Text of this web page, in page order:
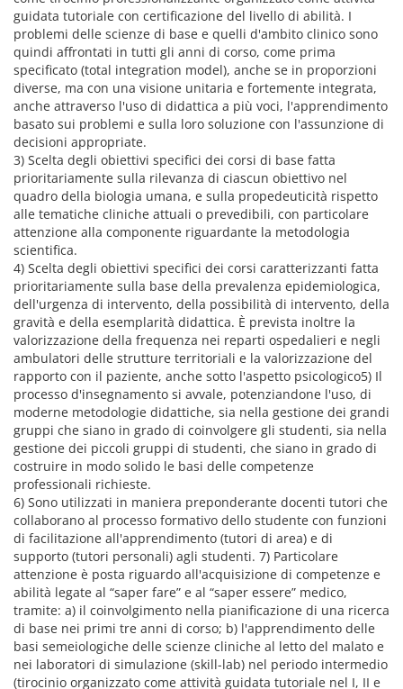
guidata tutoriale con certificazione del livello di abilità. I
problemi delle scienze di base e quelli d'ambito clinico sono
quindi affrontati in tutti gli anni di corso, come prima
specificato (total integration model), anche se in proporzioni
diverse, ma con una visione unitaria e fortemente integrata,
anche attraverso l'uso di didattica a più voci, l'apprendimento
basato sui problemi e sulla loro soluzione con l'assunzione di
decisioni appropriate.
3) Scelta degli obiettivi specifici dei corsi di base fatta
prioritariamente sulla rilevanza di ciascun obiettivo nel
quadro della biologia umana, e sulla propedeuticità rispetto
alle tematiche cliniche attuali o prevedibili, con particolare
attenzione alla componente riguardante la metodologia
scientifica.
4) Scelta degli obiettivi specifici dei corsi caratterizzanti fatta
prioritariamente sulla base della prevalenza epidemiologica,
dell'urgenza di intervento, della possibilità di intervento, della
gravità e della esemplarità didattica. È prevista inoltre la
valorizzazione della frequenza nei reparti ospedalieri e negli
ambulatori delle strutture territoriali e la valorizzazione del
rapporto con il paziente, anche sotto l'aspetto psicologico5) Il
processo d'insegnamento si avvale, potenziandone l'uso, di
moderne metodologie didattiche, sia nella gestione dei grandi
gruppi che siano in grado di coinvolgere gli studenti, sia nella
gestione dei piccoli gruppi di studenti, che siano in grado di
costruire in modo solido le basi delle competenze
professionali richieste.
6) Sono utilizzati in maniera preponderante docenti tutori che
collaborano al processo formativo dello studente con funzioni
di facilitazione all'apprendimento (tutori di area) e di
supporto (tutori personali) agli studenti. 7) Particolare
attenzione è posta riguardo all'acquisizione di competenze e
abilità legate al “saper fare” e al “saper essere” medico,
tramite: a) il coinvolgimento nella pianificazione di una ricerca
di base nei primi tre anni di corso; b) l'apprendimento delle
basi semeiologiche delle scienze cliniche al letto del malato e
nei laboratori di simulazione (skill-lab) nel periodo intermedio
(tirocinio organizzato come attività guidata tutoriale nel I, II e